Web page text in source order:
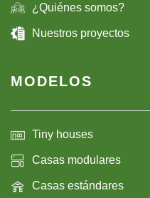
¿Quiénes somos?
Nuestros proyectos
MODELOS
Tiny houses
Casas modulares
Casas estándares